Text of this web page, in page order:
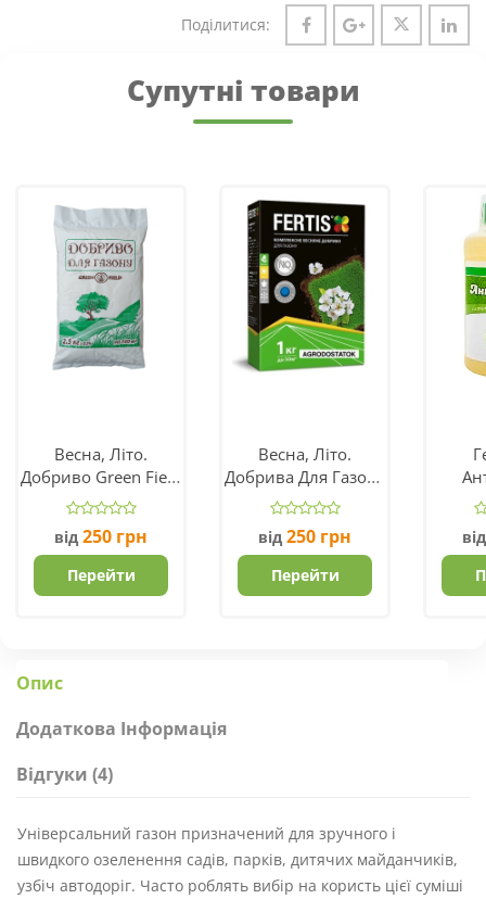
Поділитися:
Супутні товари
Весна, Літо.
Добриво Green Field
(Україна)
від250 грн
Перейти
Весна, Літо.
Добрива Для Газону
Fertis NPK 17.6.11
від250 грн
Перейти
Опис
Додаткова Інформація
Відгуки (4)
Універсальний газон призначений для зручного і
швидкого озеленення садів, парків, дитячих майданчиків,
узбіч автодоріг. Часто роблять вибір на користь цієї суміші